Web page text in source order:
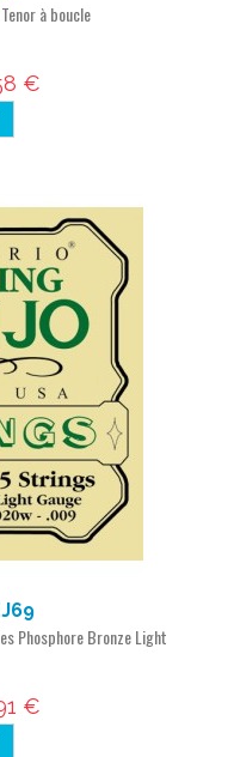
à boucle
€
Phosphore Bronze Light
€